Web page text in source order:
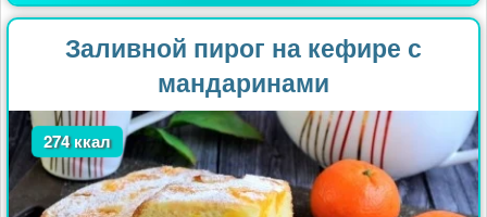
Заливной пирог на кефире с
мандаринами
274 ккал